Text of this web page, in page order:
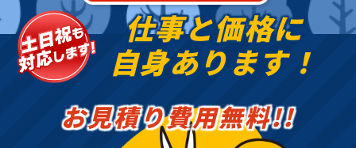
仕事と価格に
自身あります！
お見積り費用無料!!